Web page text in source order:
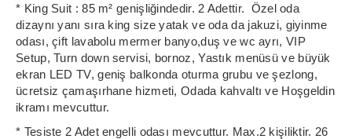
* King Suit : 85 m² genişliğindedir. 2 Adettir. Özel oda
dizaynı yanı sıra king size yatak ve oda da jakuzi, giyinme
odası, çift lavabolu mermer banyo,duş ve wc ayrı, VIP
Setup, Turn down servisi, bornoz, Yastık menüsü ve büyük
ekran LED TV, geniş balkonda oturma grubu ve şezlong,
ücretsiz çamaşırhane hizmeti, Odada kahvaltı ve Hoşgeldin
ikramı mevcuttur.
* Tesiste 2 Adet engelli odası mevcuttur. Max.2 kişiliktir. 26